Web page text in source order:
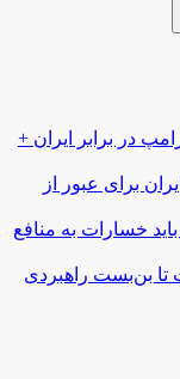
در برابر ایران +
برای عبور از
خسارات به منافع
تا بن‌بست راهبردی